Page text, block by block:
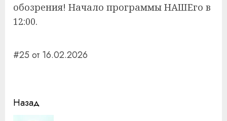
обозрения! Начало программы НАШЕго в
12:00.
#25 от 16.02.2026
Навигация
Назад